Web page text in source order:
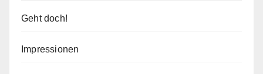
Geht doch!
Impressionen